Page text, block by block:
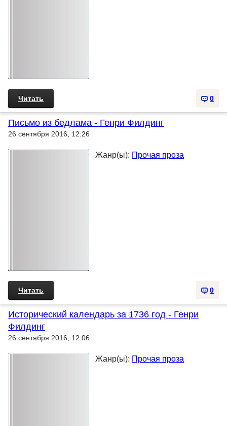
0
Читать
Письмо из бедлама - Генри Филдинг
26 сентября 2016, 12:26
Жанр(ы): Прочая проза
0
Читать
Исторический календарь за 1736 год - Генри
Филдинг
26 сентября 2016, 12:06
Жанр(ы): Прочая проза